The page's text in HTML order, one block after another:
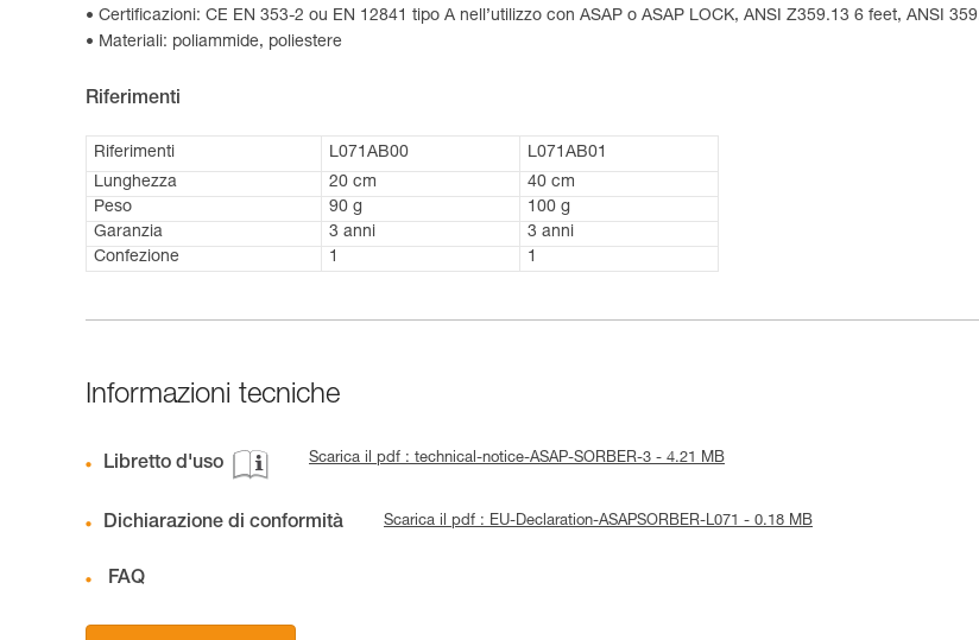
Certificazioni: CE EN 353-2 ou EN 12841 tipo A nell’utilizzo con ASAP o ASAP LOCK, ANSI Z359.13 6 feet, ANSI
Materiali: poliammide, poliestere
Riferimenti
Riferimenti L071AB00
L071AB01
Lunghezza
20 cm
40 cm
Peso
90 g
100 g
Garanzia
3 anni
3 anni
Confezione
1 1
Informazioni tecniche
Libretto d'uso Scarica il pdf : technical-notice-ASAP-SORBER-3 - 4.21 MB
Dichiarazione di conformità Scarica il pdf : EU-Declaration-ASAPSORBER-L071 - 0.18 MB
FAQ